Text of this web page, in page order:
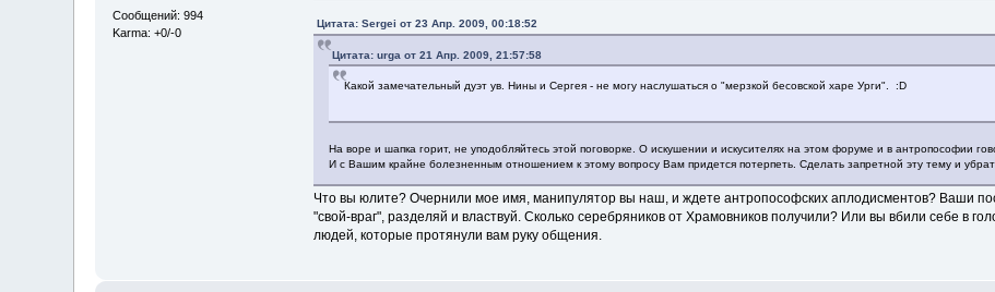
Сообщений: 994
Karma: +0/-0
Цитата: Sergei от 23 Апр. 2009, 00:18:52
Цитата: urga от 21 Апр. 2009, 21:57:58
Какой замечательный дуэт ув. Нины и Сергея - не могу наслушаться о "мерзкой бесовской харе Урги". :D
На воре и шапка горит, не уподобляйтесь этой поговорке. О искушении и искусителях на этом форуме и в антропософии
И с Вашим крайне болезненным отношением к этому вопросу Вам придется потерпеть. Сделать запретной эту тему и
Что вы юлите? Очернили мое имя, манипулятор вы наш, и ждете антропософских аплодисментов? Ваши
"свой-враг", разделяй и властвуй. Сколько серебряников от Храмовников получили? Или вы вбили себе в
людей, которые протянули вам руку общения.